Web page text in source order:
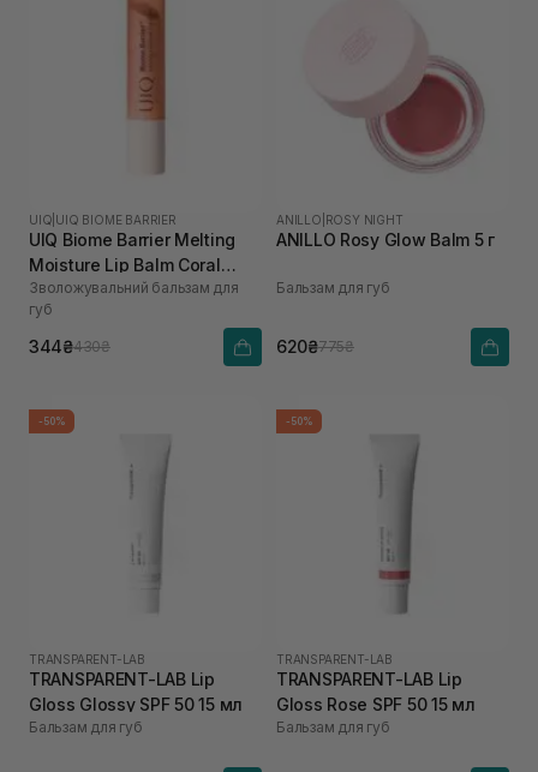
UIQ UIQ BIOME BARRIER
UIQ Biome Barrier Melting
Moisture Lip Balm Coral
Breeze 3,2 г
Зволожувальний бальзам для
губ
344₴430₴
ANILLO ROSY NIGHT
ANILLO Rosy Glow Balm 5 г
Бальзам для губ
620₴775₴
-50%
TRANSPARENT-LAB
TRANSPARENT-LAB Lip
Gloss Glossy SPF 50 15 мл
Бальзам для губ
-50%
TRANSPARENT-LAB
TRANSPARENT-LAB Lip
Gloss Rose SPF 50 15 мл
Бальзам для губ